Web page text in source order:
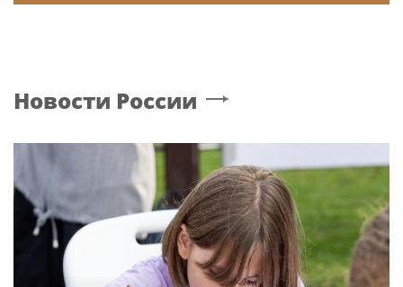
Новости России